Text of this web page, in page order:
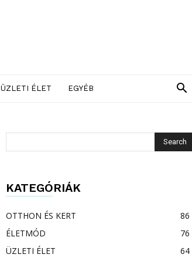
ÜZLETI ÉLET EGYÉB
KATEGÓRIÁK
OTTHON ÉS KERT
86
ÉLETMÓD
76
ÜZLETI ÉLET
64